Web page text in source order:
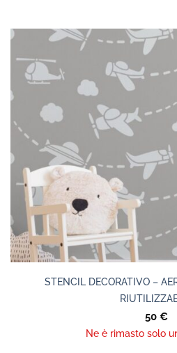
STENCIL DECORATIVO –
50 €
Ne è rimasto solo